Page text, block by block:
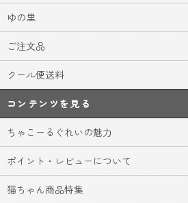
ゆの里
ご注文品
クール便送料
コンテンツを見る
ちゃこーるぐれいの魅力
ポイント・レビューについて
猫ちゃん商品特集